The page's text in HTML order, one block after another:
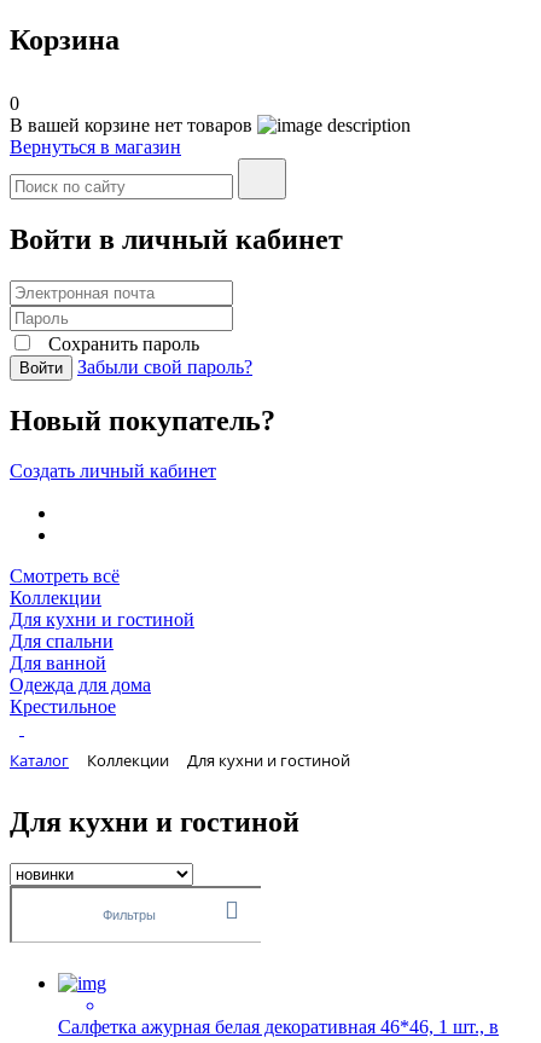
Корзина
0
В вашей корзине нет товаров
Вернуться в магазин
Войти в личный кабинет
Сохранить пароль
Войти Забыли свой пароль?
Новый покупатель?
Создать личный кабинет
Смотреть всё
Коллекции
Для кухни и гостиной
Для спальни
Для ванной
Одежда для дома
Крестильное
Каталог Коллекции Для кухни и гостиной
Для кухни и гостиной
Фильтры
Салфетка ажурная белая декоративная 46*46, 1 шт., в